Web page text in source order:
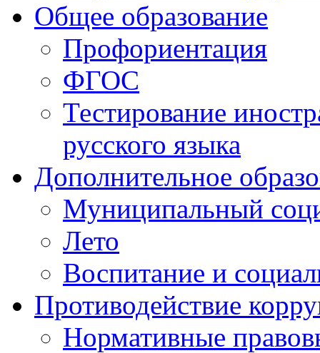
Общее образование
Профориентация
ФГОС
Тестирование
русского языка
Дополнительное
Муниципальный
Лето
Воспитание и
Противодействие
Нормативные